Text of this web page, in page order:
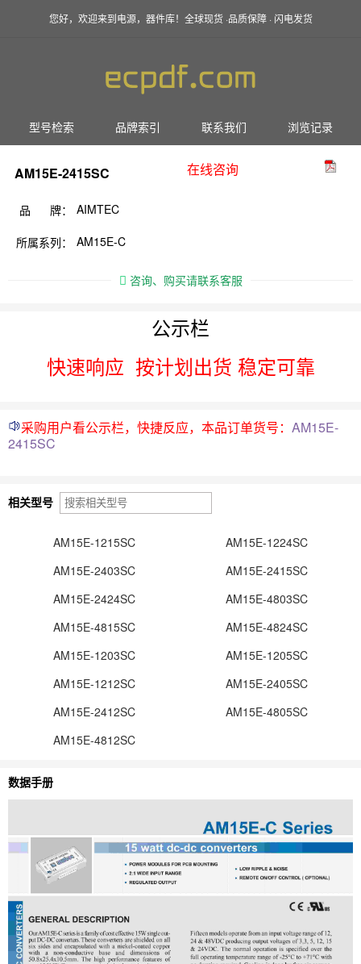
您好，欢迎来到电源，器件库！全球现货 ·品质保障 · 闪电发货
型号检索 品牌索引 联系我们 浏览记录
AM15E-2415SC 在线咨询
品 牌： AIMTEC
所属系列： AM15E-C
咨询、购买请联系客服
公示栏
快速响应 按计划出货 稳定可靠
采购用户看公示栏，快捷反应，本品订单货号： AM15E-
2415SC
相关型号
AM15E-1215SC
AM15E-1224SC
AM15E-2403SC
AM15E-2415SC
AM15E-2424SC
AM15E-4803SC
AM15E-4815SC
AM15E-4824SC
AM15E-1203SC
AM15E-1205SC
AM15E-1212SC
AM15E-2405SC
AM15E-2412SC
AM15E-4805SC
AM15E-4812SC
数据手册